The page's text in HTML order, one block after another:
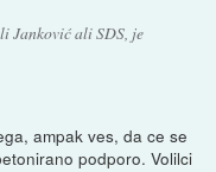
Janković ali SDS, je
ampak ves, da ce se
podporo. Volilci